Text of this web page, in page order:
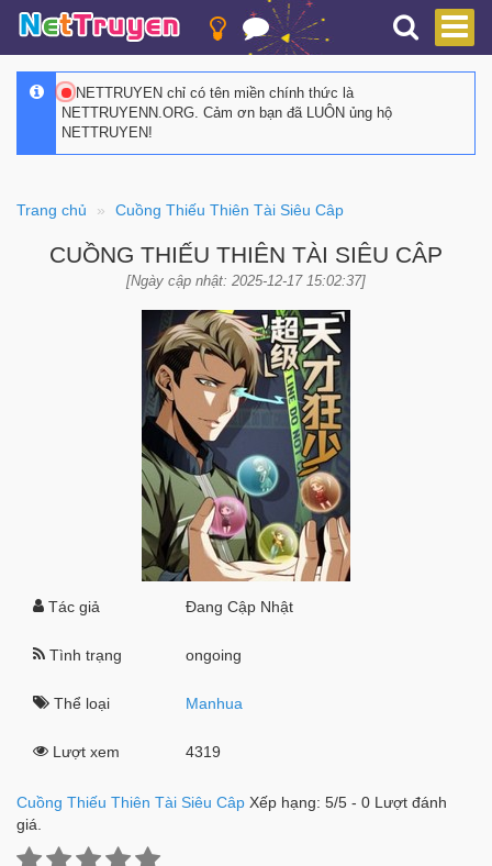
NETTRUYEN chỉ có tên miền chính thức là
NETTRUYENN.ORG. Cảm ơn bạn đã LUÔN ủng hộ
NETTRUYEN!
Trang chủ Cuồng Thiếu Thiên Tài Siêu Câp
CUỒNG THIẾU THIÊN TÀI SIÊU CÂP
[Ngày cập nhật: 2025-12-17 15:02:37]
Tác giả Đang Cập Nhật
Tình trạng ongoing
Thể loại Manhua
Lượt xem 4319
Cuồng Thiếu Thiên Tài Siêu Câp Xếp hạng: 5/5 - 0 Lượt đánh
giá.